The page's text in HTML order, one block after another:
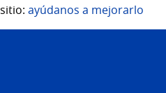
ayúdanos a mejorarlo